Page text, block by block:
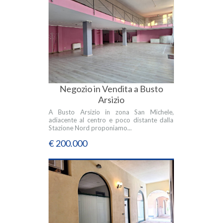
Negozio in Vendita a Busto
Arsizio
A Busto Arsizio in zona San Michele,
adiacente al centro e poco distante dalla
Stazione Nord proponiamo...
€ 200.000